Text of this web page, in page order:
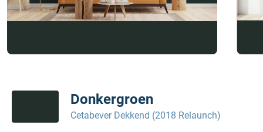
Donkergroen
Cetabever Dekkend (2018 Relaunch)